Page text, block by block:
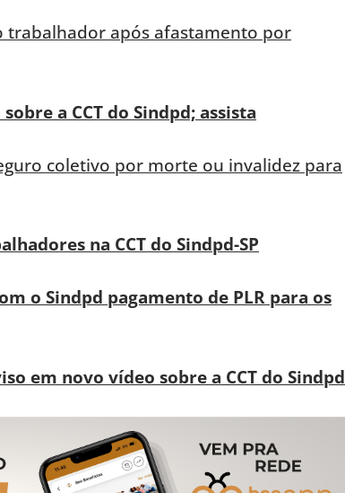
trabalhador após afastamento por
a CCT do Sindpd; assista
coletivo por morte ou invalidez para
na CCT do Sindpd-SP
o Sindpd pagamento de PLR para os
em novo vídeo sobre a CCT do Sindpd